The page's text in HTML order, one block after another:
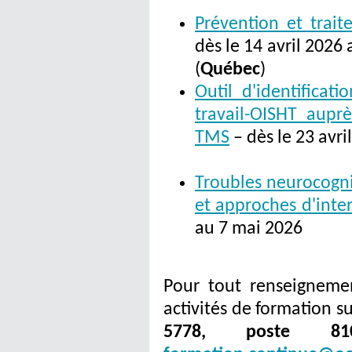
Prévention et
dès le 14 avril 2026
(Québec)
Outil
travail-OISHT
TMS – dès le 23
Troubles
et approches
au 7 mai 2026
Pour tout
activités de formation
5778, poste